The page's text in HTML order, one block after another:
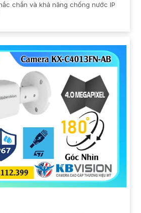
chắn và khả năng chống nước IP